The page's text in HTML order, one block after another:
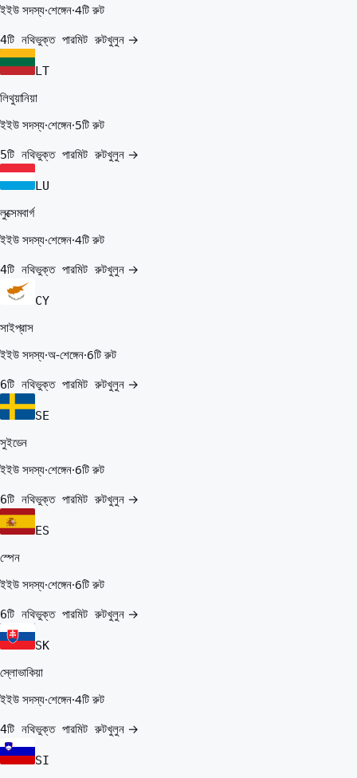
ইইউ সদস্য·শেঙ্গেন·4টি রুট
4টি নথিভুক্ত পারমিট রুটখুলুন →
LT
লিথুয়ানিয়া
ইইউ সদস্য·শেঙ্গেন·5টি রুট
5টি নথিভুক্ত পারমিট রুটখুলুন →
LU
লুক্সেমবার্গ
ইইউ সদস্য·শেঙ্গেন·4টি রুট
4টি নথিভুক্ত পারমিট রুটখুলুন →
CY
সাইপ্রাস
ইইউ সদস্য·অ-শেঙ্গেন·6টি রুট
6টি নথিভুক্ত পারমিট রুটখুলুন →
SE
সুইডেন
ইইউ সদস্য·শেঙ্গেন·6টি রুট
6টি নথিভুক্ত পারমিট রুটখুলুন →
ES
স্পেন
ইইউ সদস্য·শেঙ্গেন·6টি রুট
6টি নথিভুক্ত পারমিট রুটখুলুন →
SK
স্লোভাকিয়া
ইইউ সদস্য·শেঙ্গেন·4টি রুট
4টি নথিভুক্ত পারমিট রুটখুলুন →
SI